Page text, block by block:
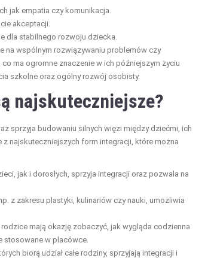
jak empatia czy komunikacja.
akceptacji.
dla stabilnego rozwoju dziecka.
na wspólnym rozwiązywaniu problemów czy
ma ogromne znaczenie w ich późniejszym życiu
szkolne oraz ogólny rozwój osobisty.
najskuteczniejsze?
sprzyja budowaniu silnych więzi między dziećmi, ich
najskuteczniejszych form integracji, które można
jak i dorosłych, sprzyja integracji oraz pozwala na
z zakresu plastyki, kulinariów czy nauki, umożliwia
mają okazję zobaczyć, jak wygląda codzienna
stosowane w placówce.
biorą udział całe rodziny, sprzyjają integracji i